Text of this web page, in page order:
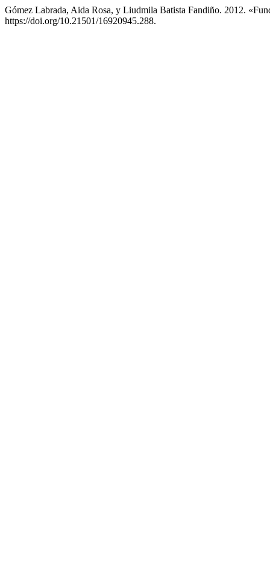
Gómez Labrada, Aida Rosa, y Liudmila Batista Fandiño. 2012.
https://doi.org/10.21501/16920945.288.